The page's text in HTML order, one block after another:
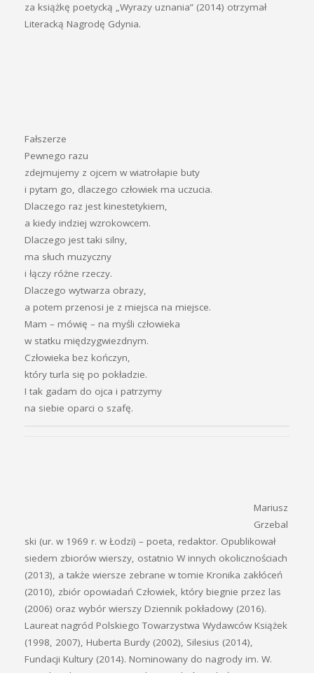
za książkę poetycką „Wyrazy uznania” (2014) otrzymał
Literacką Nagrodę Gdynia.
Fałszerze
Pewnego razu
zdejmujemy z ojcem w wiatrołapie buty
i pytam go, dlaczego człowiek ma uczucia.
Dlaczego raz jest kinestetykiem,
a kiedy indziej wzrokowcem.
Dlaczego jest taki silny,
ma słuch muzyczny
i łączy różne rzeczy.
Dlaczego wytwarza obrazy,
a potem przenosi je z miejsca na miejsce.
Mam – mówię – na myśli człowieka
w statku międzygwiezdnym.
Człowieka bez kończyn,
który turla się po pokładzie.
I tak gadam do ojca i patrzymy
na siebie oparci o szafę.
Mariusz
Grzebal
ski (ur. w 1969 r. w Łodzi) – poeta, redaktor. Opublikował
siedem zbiorów wierszy, ostatnio W innych okolicznościach
(2013), a także wiersze zebrane w tomie Kronika zakłóceń
(2010), zbiór opowiadań Człowiek, który biegnie przez las
(2006) oraz wybór wierszy Dziennik pokładowy (2016).
Laureat nagród Polskiego Towarzystwa Wydawców Książek
(1998, 2007), Huberta Burdy (2002), Silesius (2014),
Fundacji Kultury (2014). Nominowany do nagrody im. W.